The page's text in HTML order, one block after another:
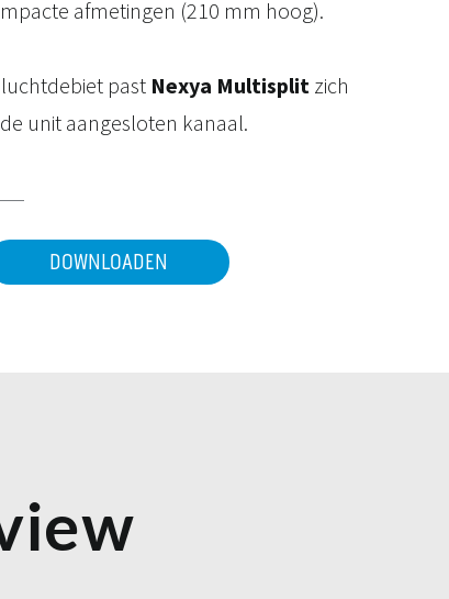
afmetingen (210 mm hoog).
past Nexya Multisplit zich
unit aangesloten kanaal.
DOWNLOADEN